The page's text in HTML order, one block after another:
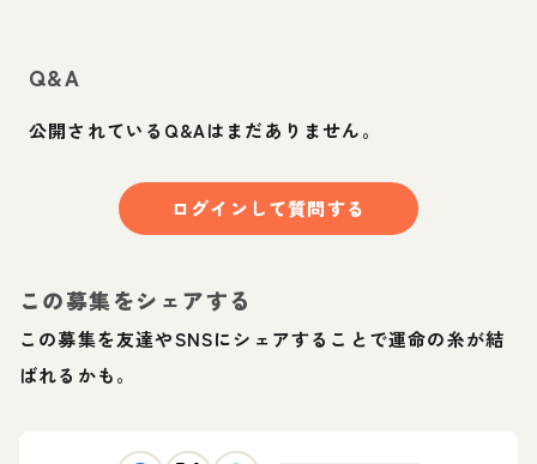
Q&A
公開されているQ&Aはまだありません。
ログインして質問する
この募集をシェアする
この募集を友達やSNSにシェアすることで運命の糸が結
ばれるかも。